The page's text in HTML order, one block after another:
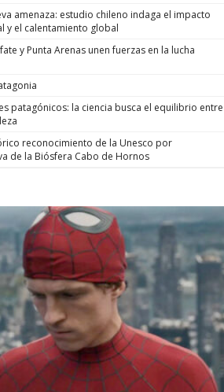
amenaza: estudio chileno indaga el impacto
y el calentamiento global
y Punta Arenas unen fuerzas en la lucha
patagónicos: la ciencia busca el equilibrio entre
reconocimiento de la Unesco por
de la Biósfera Cabo de Hornos